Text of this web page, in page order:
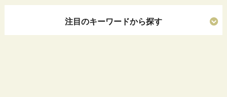
注目のキーワードから探す